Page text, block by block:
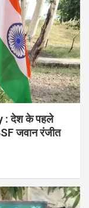
: देश के पहले
जवान रंजीत